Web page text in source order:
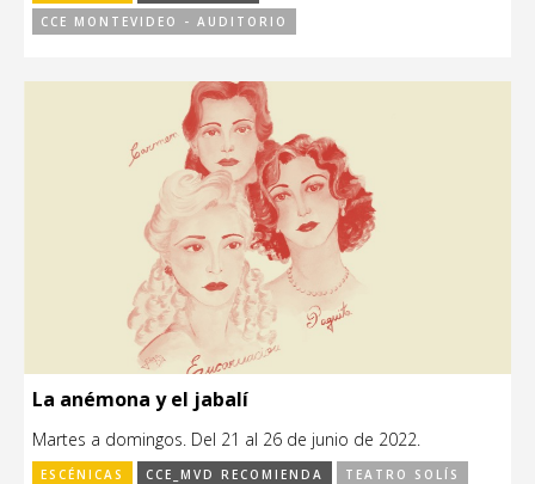
CCE MONTEVIDEO - AUDITORIO
La anémona y el jabalí
Martes a domingos. Del 21 al 26 de junio de 2022.
ESCÉNICAS CCE_MVD RECOMIENDA TEATRO SOLÍS